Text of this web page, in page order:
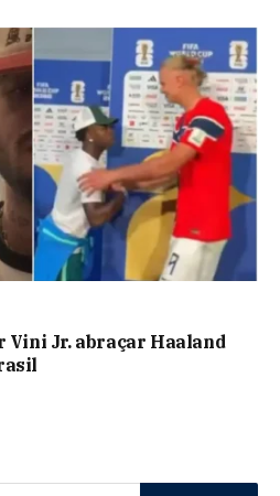
Vini Jr. abraçar Haaland